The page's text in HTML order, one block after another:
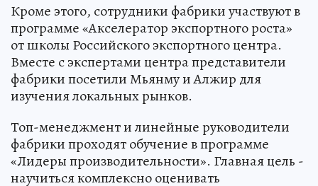
Кроме этого, сотрудники фабрики участвуют в
программе «Акселератор экспортного роста»
от школы Российского экспортного центра.
Вместе с экспертами центра представители
фабрики посетили Мьянму и Алжир для
изучения локальных рынков.
Топ-менеджмент и линейные руководители
фабрики проходят обучение в программе
«Лидеры производительности». Главная цель -
научиться комплексно оценивать